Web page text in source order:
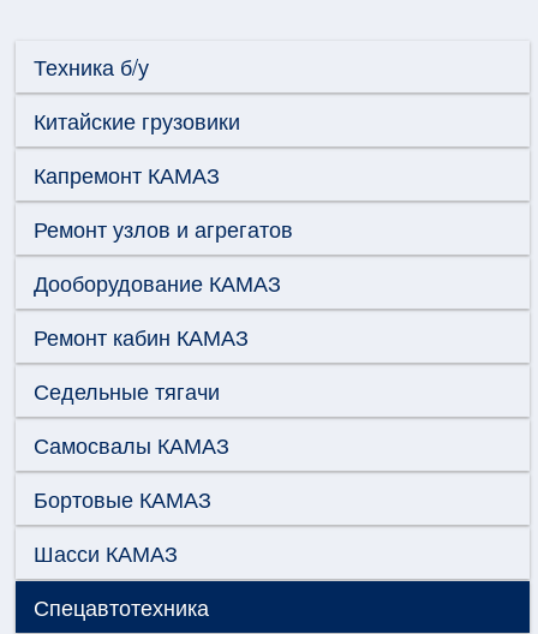
Техника б/у
Китайские грузовики
Капремонт КАМАЗ
Ремонт узлов и агрегатов
Дооборудование КАМАЗ
Ремонт кабин КАМАЗ
Седельные тягачи
Самосвалы КАМАЗ
Бортовые КАМАЗ
Шасси КАМАЗ
Спецавтотехника